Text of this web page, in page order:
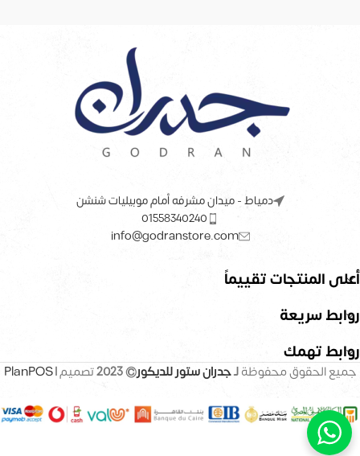
دمياط - ميدان مشرفه أمام موبيليات شنشن
01558340240
info@godranstore.com
أعلى المنتجات تقييماً
روابط سريعة
روابط تهمك
جميع الحقوق محفوظةلـجدران ستور للديكور© 2023 تصميم |PlanPOS